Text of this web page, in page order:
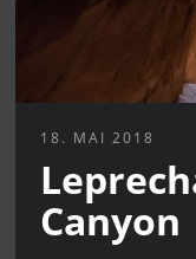
18. MAI 2018
Canyon